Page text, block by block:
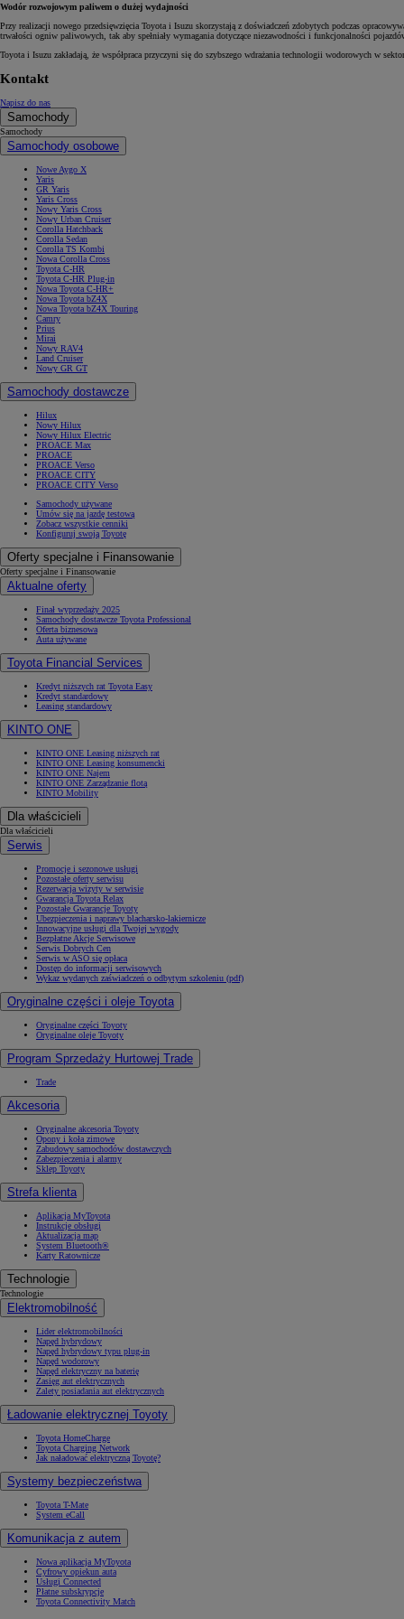
Od105 300 zł
Corolla Hatchback
HYBRID
Wodór rozwojowym paliwem o dużej wydajności
Przy realizacji nowego przedsięwzięcia Toyota i Isuzu skorzystają z doświadczeń zdobytych podczas
trwałości ogniw paliwowych, tak aby spełniały wymagania dotyczące niezawodności i funkcjonalności
Toyota i Isuzu zakładają, że współpraca przyczyni się do szybszego wdrażania technologii wodorowych w
Kontakt
Napisz do nas
Samochody
Samochody
Samochody osobowe
Nowe Aygo X
Yaris
GR Yaris
Yaris Cross
Nowy Yaris Cross
Nowy Urban Cruiser
Corolla Hatchback
Corolla Sedan
Corolla TS Kombi
Nowa Corolla Cross
Toyota C-HR
Toyota C-HR Plug-in
Nowa Toyota C-HR+
Nowa Toyota bZ4X
Nowa Toyota bZ4X Touring
Camry
Prius
Mirai
Nowy RAV4
Land Cruiser
Nowy GR GT
Samochody dostawcze
Hilux
Nowy Hilux
Nowy Hilux Electric
PROACE Max
PROACE
PROACE Verso
PROACE CITY
PROACE CITY Verso
Samochody używane
Umów się na jazdę testową
Zobacz wszystkie cenniki
Konfiguruj swoją Toyotę
Oferty specjalne i Finansowanie
Oferty specjalne i Finansowanie
Aktualne oferty
Finał wyprzedaży 2025
Samochody dostawcze Toyota Professional
Oferta biznesowa
Auta używane
Toyota Financial Services
Kredyt niższych rat Toyota Easy
Kredyt standardowy
Leasing standardowy
KINTO ONE
KINTO ONE Leasing niższych rat
KINTO ONE Leasing konsumencki
KINTO ONE Najem
KINTO ONE Zarządzanie flotą
KINTO Mobility
Dla właścicieli
Dla właścicieli
Serwis
Promocje i sezonowe usługi
Pozostałe oferty serwisu
Rezerwacja wizyty w serwisie
Gwarancja Toyota Relax
Pozostałe Gwarancje Toyoty
Ubezpieczenia i naprawy blacharsko-lakiernicze
Innowacyjne usługi dla Twojej wygody
Bezpłatne Akcje Serwisowe
Serwis Dobrych Cen
Serwis w ASO się opłaca
Dostęp do informacji serwisowych
Wykaz wydanych zaświadczeń o odbytym szkoleniu (pdf)
Oryginalne części i oleje Toyota
Oryginalne części Toyoty
Oryginalne oleje Toyoty
Program Sprzedaży Hurtowej Trade
Trade
Akcesoria
Oryginalne akcesoria Toyoty
Opony i koła zimowe
Zabudowy samochodów dostawczych
Zabezpieczenia i alarmy
Sklep Toyoty
Strefa klienta
Aplikacja MyToyota
Instrukcje obsługi
Aktualizacja map
System Bluetooth®
Karty Ratownicze
Technologie
Technologie
Elektromobilność
Lider elektromobilności
Napęd hybrydowy
Napęd hybrydowy typu plug-in
Napęd wodorowy
Napęd elektryczny na baterię
Zasięg aut elektrycznych
Zalety posiadania aut elektrycznych
Ładowanie elektrycznej Toyoty
Toyota HomeCharge
Toyota Charging Network
Jak naładować elektryczną Toyotę?
Systemy bezpieczeństwa
Toyota T-Mate
System eCall
Komunikacja z autem
Nowa aplikacja MyToyota
Cyfrowy opiekun auta
Usługi Connected
Płatne subskrypcje
Toyota Connectivity Match